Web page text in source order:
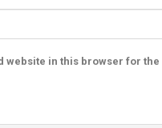
website in this browser for